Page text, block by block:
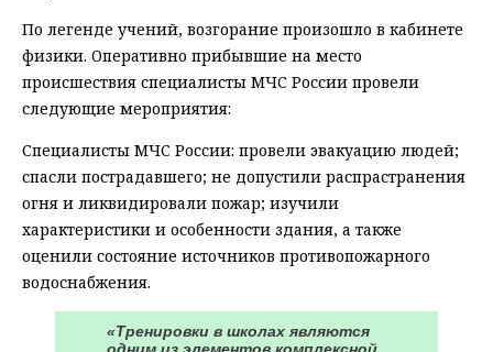
По легенде учений, возгорание произошло в кабинете
физики. Оперативно прибывшие на место
происшествия специалисты МЧС России провели
следующие мероприятия:
Специалисты МЧС России: провели эвакуацию людей;
спасли пострадавшего; не допустили распрастранения
огня и ликвидировали пожар; изучили
характеристики и особенности здания, а также
оценили состояние источников противопожарного
водоснабжения.
«Тренировки в школах являются